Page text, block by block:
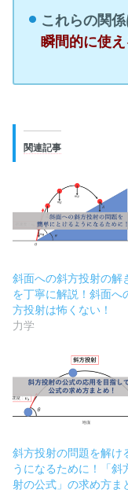
これらの関
瞬間的に使
関連記事
斜面への斜方投射の解
を丁寧に解説！斜面へ
方投射は怖くない！
力学
斜方投射の問題を解け
うになるために！「斜
射の公式」の求め方ま